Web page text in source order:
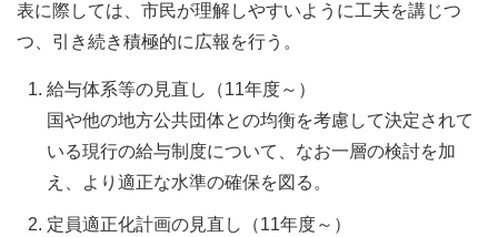
表に際しては、市民が理解しやすいように工夫を講じつ
つ、引き続き積極的に広報を行う。
給与体系等の見直し（11年度～）
国や他の地方公共団体との均衡を考慮して決定されて
いる現行の給与制度について、なお一層の検討を加
え、より適正な水準の確保を図る。
定員適正化計画の見直し（11年度～）